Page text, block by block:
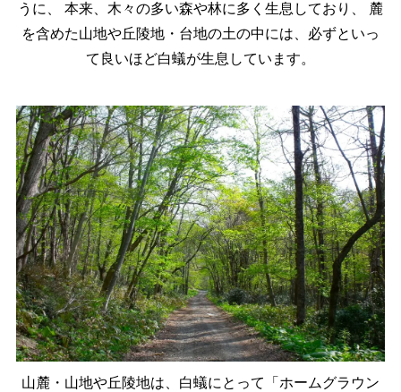
うに、
本来、木々の多い森や林に多く生息しており、
麓
を含めた山地や丘陵地・台地の土の中には、必ずといっ
て良いほど白蟻が生息しています。
山麓・山地や丘陵地は、白蟻にとって「ホームグラウン